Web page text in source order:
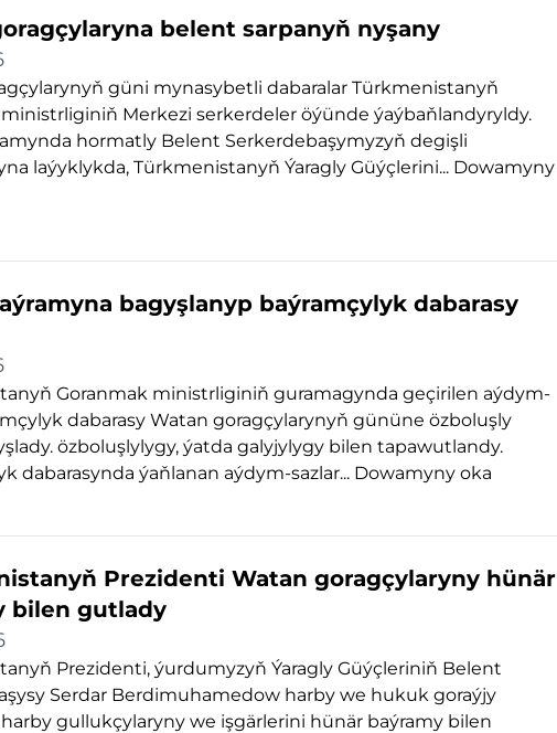
belent sarpanyň nyşany
güni mynasybetli dabaralar Türkmenistanyň
Merkezi serkerdeler öýünde ýaýbaňlandyryldy.
hormatly Belent Serkerdebaşymyzyň degişli
laýyklykda, Türkmenistanyň Ýaragly Güýçlerini... Dowamyny
bagyşlanyp baýramçylyk dabarasy
Goranmak ministrliginiň guramagynda geçirilen aýdym-
dabarasy Watan goragçylarynyň gününe özboluşly
özboluşlylygy, ýatda galyjylygy bilen tapawutlandy.
dabarasynda ýaňlanan aýdym-sazlar... Dowamyny oka
Prezidenti Watan goragçylaryny hünär
bilen gutlady
Prezidenti, ýurdumyzyň Ýaragly Güýçleriniň Belent
Serdar Berdimuhamedow harby we hukuk goraýjy
gullukçylaryny we işgärlerini hünär baýramy bilen